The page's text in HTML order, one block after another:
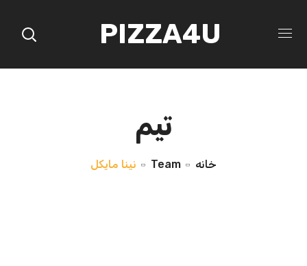
PIZZA4U
تیم
خانه Team نینا مایکل